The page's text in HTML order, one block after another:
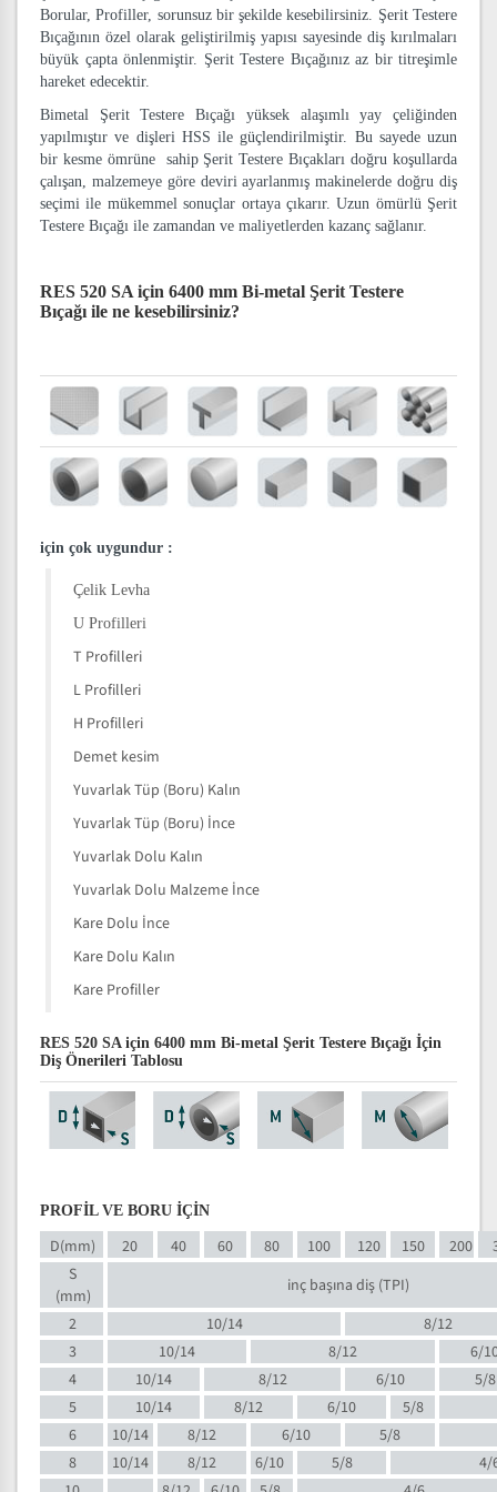
Borular, Profiller, sorunsuz bir şekilde kesebilirsiniz. Şerit Testere
Bıçağının özel olarak geliştirilmiş yapısı sayesinde diş kırılmaları
büyük çapta önlenmiştir. Şerit Testere Bıçağınız az bir titreşimle
hareket edecektir.
Bimetal Şerit Testere Bıçağı yüksek alaşımlı yay çeliğinden
yapılmıştır ve dişleri HSS ile güçlendirilmiştir. Bu sayede uzun
bir kesme ömrüne sahip Şerit Testere Bıçakları doğru koşullarda
çalışan, malzemeye göre deviri ayarlanmış makinelerde doğru diş
seçimi ile mükemmel sonuçlar ortaya çıkarır. Uzun ömürlü Şerit
Testere Bıçağı ile zamandan ve maliyetlerden kazanç sağlanır.
RES 520 SA için 6400 mm Bi-metal Şerit Testere
Bıçağı ile ne kesebilirsiniz?
için çok uygundur :
Çelik Levha
U Profilleri
T Profilleri
L Profilleri
H Profilleri
Demet kesim
Yuvarlak Tüp (Boru) Kalın
Yuvarlak Tüp (Boru) İnce
Yuvarlak Dolu Kalın
Yuvarlak Dolu Malzeme İnce
Kare Dolu İnce
Kare Dolu Kalın
Kare Profiller
RES 520 SA için 6400 mm Bi-metal Şerit Testere Bıçağı İçin
Diş Önerileri Tablosu
PROFİL VE BORU İÇİN
D(mm) 20 40 60 80 100 120 150 200
S
(mm)
inç başına diş (TPI)
2
10/14
8/12
3
10/14 8/12
6/
4
10/14 8/12 6/10
5/8
5
10/14 8/12 6/10
5/8
6
10/14 8/12 6/10
5/8
8
10/14 8/12 6/10 5/8
4/